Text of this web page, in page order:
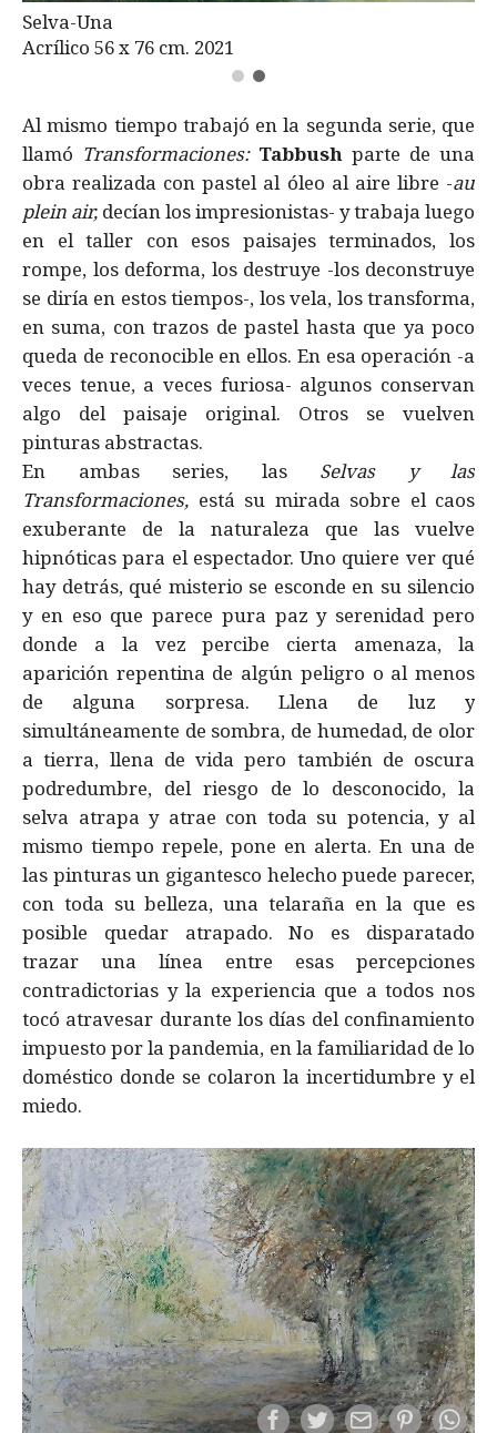
Selva-Una
Acrílico 56 x 76 cm. 2021
Al mismo tiempo trabajó en la segunda serie, que
llamó Transformaciones: Tabbush parte de una
obra realizada con pastel al óleo al aire libre -au
plein air, decían los impresionistas- y trabaja luego
en el taller con esos paisajes terminados, los
rompe, los deforma, los destruye -los deconstruye
se diría en estos tiempos-, los vela, los transforma,
en suma, con trazos de pastel hasta que ya poco
queda de reconocible en ellos. En esa operación -a
veces tenue, a veces furiosa- algunos conservan
algo del paisaje original. Otros se vuelven
pinturas abstractas.
En ambas series, las Selvas y las
Transformaciones, está su mirada sobre el caos
exuberante de la naturaleza que las vuelve
hipnóticas para el espectador. Uno quiere ver qué
hay detrás, qué misterio se esconde en su silencio
y en eso que parece pura paz y serenidad pero
donde a la vez percibe cierta amenaza, la
aparición repentina de algún peligro o al menos
de alguna sorpresa. Llena de luz y
simultáneamente de sombra, de humedad, de olor
a tierra, llena de vida pero también de oscura
podredumbre, del riesgo de lo desconocido, la
selva atrapa y atrae con toda su potencia, y al
mismo tiempo repele, pone en alerta. En una de
las pinturas un gigantesco helecho puede parecer,
con toda su belleza, una telaraña en la que es
posible quedar atrapado. No es disparatado
trazar una línea entre esas percepciones
contradictorias y la experiencia que a todos nos
tocó atravesar durante los días del confinamiento
impuesto por la pandemia, en la familiaridad de lo
doméstico donde se colaron la incertidumbre y el
miedo.